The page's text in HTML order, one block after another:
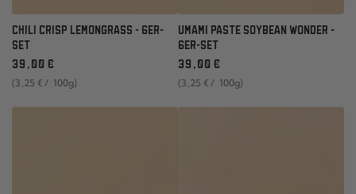
CHILI CRISP LEMONGRASS - 6ER-
SET
Regulärer
Preis
39 ,00 €
Stückpreis
(3 ,25 € / pro
100g)
UMAMI PASTE SOYBEAN WONDER -
6ER-SET
Regulärer
Preis
39 ,00 €
Stückpreis
(3 ,25 € / pro
100g)